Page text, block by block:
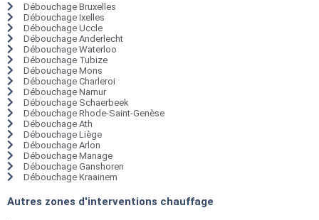
Débouchage Bruxelles
Débouchage Ixelles
Débouchage Uccle
Débouchage Anderlecht
Débouchage Waterloo
Débouchage Tubize
Débouchage Mons
Débouchage Charleroi
Débouchage Namur
Débouchage Schaerbeek
Débouchage Rhode-Saint-Genèse
Débouchage Ath
Débouchage Liège
Débouchage Arlon
Débouchage Manage
Débouchage Ganshoren
Débouchage Kraainem
Autres zones d'interventions chauffage